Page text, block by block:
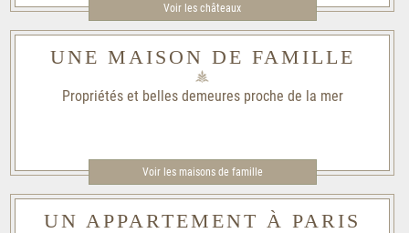
Voir les châteaux
UNE MAISON DE FAMILLE
Propriétés et belles demeures proche de la mer
Voir les maisons de famille​
UN APPARTEMENT À PARIS